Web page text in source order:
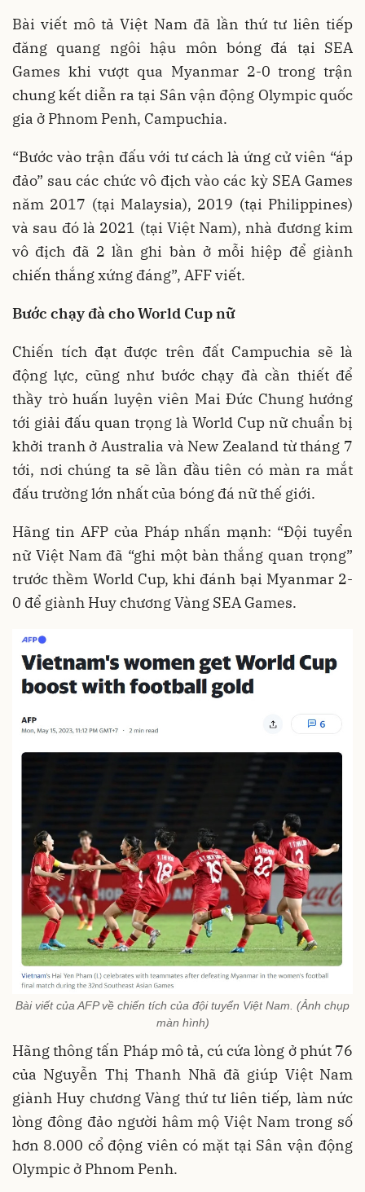
Bài viết mô tả Việt Nam đã lần thứ tư liên tiếp
đăng quang ngôi hậu môn bóng đá tại SEA
Games khi vượt qua Myanmar 2-0 trong trận
chung kết diễn ra tại Sân vận động Olympic quốc
gia ở Phnom Penh, Campuchia.
“Bước vào trận đấu với tư cách là ứng cử viên “áp
đảo” sau các chức vô địch vào các kỳ SEA Games
năm 2017 (tại Malaysia), 2019 (tại Philippines)
và sau đó là 2021 (tại Việt Nam), nhà đương kim
vô địch đã 2 lần ghi bàn ở mỗi hiệp để giành
chiến thắng xứng đáng”, AFF viết.
Bước chạy đà cho World Cup nữ
Chiến tích đạt được trên đất Campuchia sẽ là
động lực, cũng như bước chạy đà cần thiết để
thầy trò huấn luyện viên Mai Đức Chung hướng
tới giải đấu quan trọng là World Cup nữ chuẩn bị
khởi tranh ở Australia và New Zealand từ tháng 7
tới, nơi chúng ta sẽ lần đầu tiên có màn ra mắt
đấu trường lớn nhất của bóng đá nữ thế giới.
Hãng tin AFP của Pháp nhấn mạnh: “Đội tuyển
nữ Việt Nam đã “ghi một bàn thắng quan trọng”
trước thềm World Cup, khi đánh bại Myanmar 2-
0 để giành Huy chương Vàng SEA Games.
Bài viết của AFP về chiến tích của đội tuyển Việt Nam. (Ảnh chụp
màn hình)
Hãng thông tấn Pháp mô tả, cú cứa lòng ở phút 76
của Nguyễn Thị Thanh Nhã đã giúp Việt Nam
giành Huy chương Vàng thứ tư liên tiếp, làm nức
lòng đông đảo người hâm mộ Việt Nam trong số
hơn 8.000 cổ động viên có mặt tại Sân vận động
Olympic ở Phnom Penh.